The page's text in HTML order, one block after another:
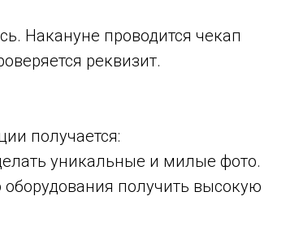
Накануне проводится чекап
реквизит.
получается:
уникальные и милые фото.
получить высокую